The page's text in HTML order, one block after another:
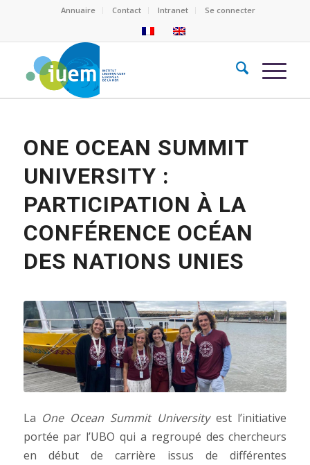
Annuaire Contact Intranet Se connecter
ONE OCEAN SUMMIT
UNIVERSITY :
PARTICIPATION À LA
CONFÉRENCE OCÉAN
DES NATIONS UNIES
La One Ocean Summit Universityest l’initiative
portée par l’UBO qui a regroupé des chercheurs
en début de carrière issus de différentes